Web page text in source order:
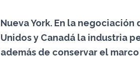
Nueva York. En la
Unidos y Canadá la industria
además de conservar el